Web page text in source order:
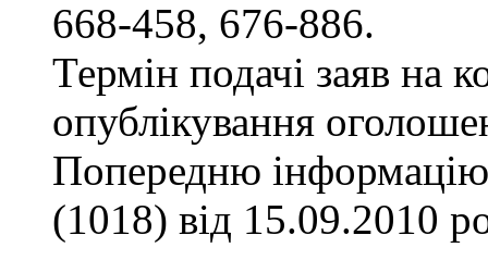
668-458, 676-886.
Термін подачі заяв на
опублікування
Попередню
(1018) від 15.09.2010